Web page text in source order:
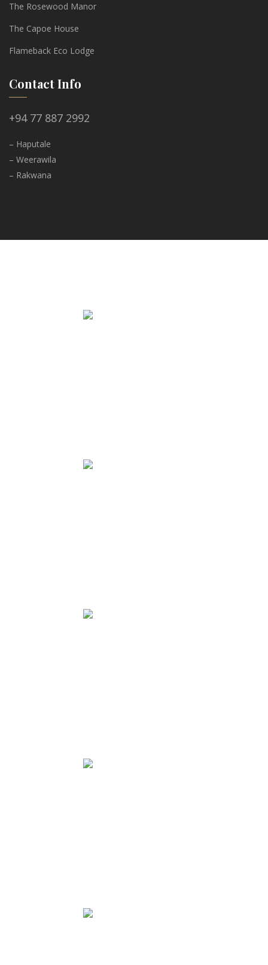
The Rosewood Manor
The Capoe House
Flameback Eco Lodge
Contact Info
+94 77 887 2992
– Haputale
– Weerawila
– Rakwana